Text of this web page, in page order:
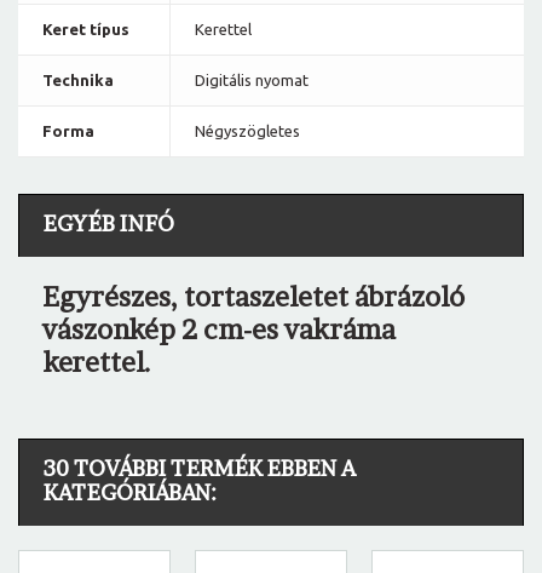
Keret típus Kerettel
Technika Digitális nyomat
Forma Négyszögletes
EGYÉB INFÓ
Egyrészes, tortaszeletet ábrázoló
vászonkép 2 cm-es vakráma
kerettel.
30 TOVÁBBI TERMÉK EBBEN A
KATEGÓRIÁBAN: